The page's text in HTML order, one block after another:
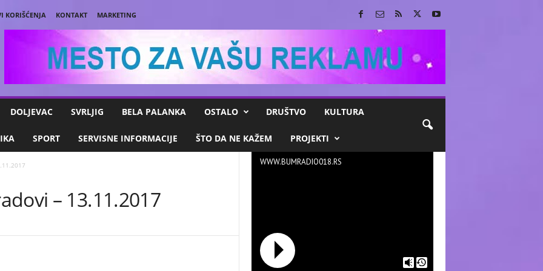
KORIŠĆENJA KONTAKT
MARKETING
DOLJEVAC SVRLJIG BELA PALANKA OSTALO DRUŠTVO KULTURA
SPORT SERVISNE INFORMACIJE ŠTO DA NE KAŽEM PROJEKTI
– 13.11.2017
WWW.BUMRADIO018.RS